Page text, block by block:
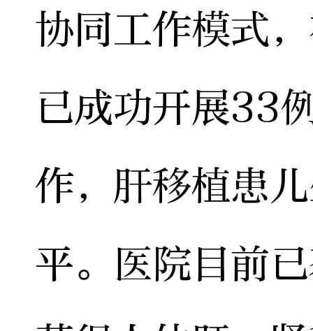
协同工作模式
已成功开展33
作，肝移植患
平。医院目前